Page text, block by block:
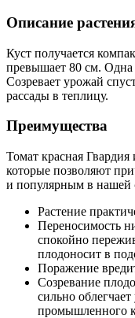
Описание
Куст получается
превышает 80 см. Одна
Созревает урожай
рассады в теплицу.
Преимущества
Томат красная
которые позволяют
и популярным в нашей
Растение
Переносимость
спокойно
плодоносит в
Поражение
Созревание
сильно
промышленного